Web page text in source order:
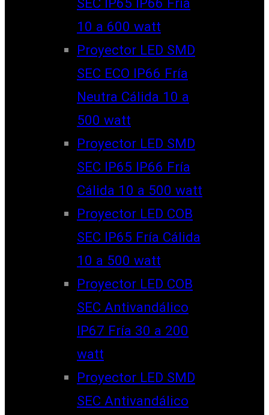
10 a 600 watt
Proyector LED SMD
SEC ECO IP66 Fría
Neutra Cálida 10 a
500 watt
Proyector LED SMD
SEC IP65 IP66 Fría
Cálida 10 a 500 watt
Proyector LED COB
SEC IP65 Fría Cálida
10 a 500 watt
Proyector LED COB
SEC Antivandálico
IP67 Fría 30 a 200
watt
Proyector LED SMD
SEC Antivandálico